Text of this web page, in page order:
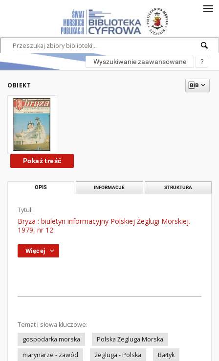
Wyszukiwanie zaawansowane ?
OBIEKT
Pokaż treść
OPIS INFORMACJE STRUKTURA
Tytuł:
Bryza : biuletyn informacyjny Polskiej Żeglugi Morskiej.
1979, nr 12
Więcej
Temat i słowa kluczowe:
gospodarka morska
Polska Żegluga Morska
marynarze - zawód
żegluga - Polska Bałtyk